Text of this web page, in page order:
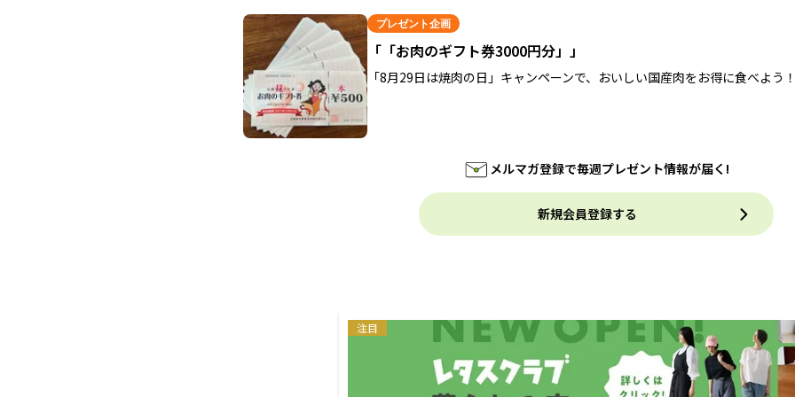
プレゼント企画
「「お肉のギフト券3000円分」」
「8月29日は焼肉の日」キャンペーンで、おいしい国産肉をお得に食べよう
メルマガ登録で毎週プレゼント情報が届く!
新規会員登録する
注目